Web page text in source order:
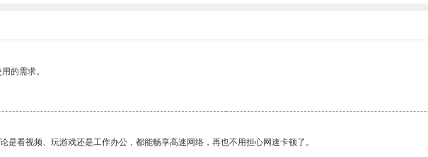
的需求。
是看视频、玩游戏还是工作办公，都能畅享高速网络，再也不用担心网速卡顿了。